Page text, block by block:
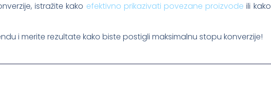
istražite kako efektivno prikazivati povezane proizvode ili kako
i merite rezultate kako biste postigli maksimalnu stopu konverzije!